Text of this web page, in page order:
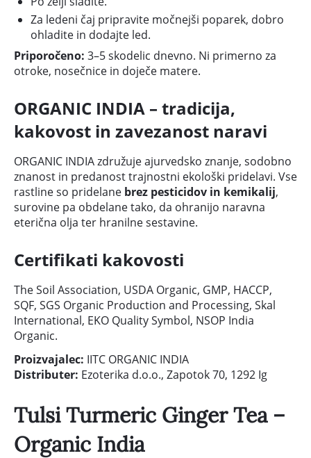
Za ledeni čaj pripravite močnejši poparek, dobro
ohladite in dodajte led.
Priporočeno: 3–5 skodelic dnevno. Ni primerno za
otroke, nosečnice in doječe matere.
ORGANIC INDIA – tradicija,
kakovost in zavezanost naravi
ORGANIC INDIA združuje ajurvedsko znanje, sodobno
znanost in predanost trajnostni ekološki pridelavi. Vse
rastline so pridelane brez pesticidov in kemikalij,
surovine pa obdelane tako, da ohranijo naravna
eterična olja ter hranilne sestavine.
Certifikati kakovosti
The Soil Association, USDA Organic, GMP, HACCP,
SQF, SGS Organic Production and Processing, Skal
International, EKO Quality Symbol, NSOP India
Organic.
Proizvajalec: IITC ORGANIC INDIA
Distributer: Ezoterika d.o.o., Zapotok 70, 1292 Ig
Tulsi Turmeric Ginger Tea –
Organic India